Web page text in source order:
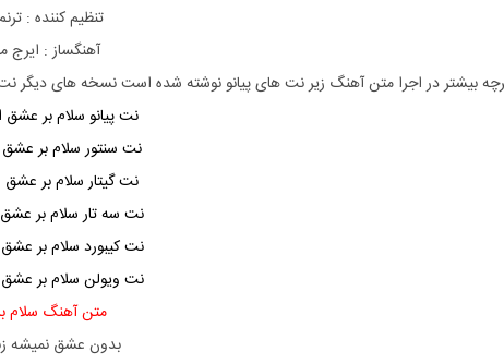
تنظیم کننده :
آهنگساز : ایرج
بیشتر در اجرا متن آهنگ زیر نت های پیانو نوشته شده است نسخه های دیگر
نت پیانو سلام بر عشق
نت سنتور سلام بر عشق
نت گیتار سلام بر عشق
نت سه تار سلام بر
نت کیبورد سلام بر
نت ویولن سلام بر عشق
متن آهنگ سلام
بدون عشق نمیشه